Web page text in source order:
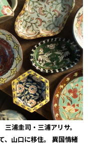
浦圭司・三浦アリサ。
、山口に移住。 異国情緒